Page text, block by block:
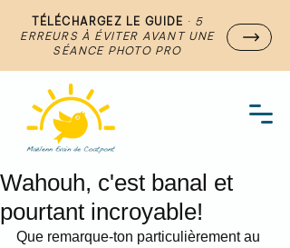
TÉLÉCHARGEZ LE GUIDE · 5
ERREURS À ÉVITER AVANT UNE
SÉANCE PHOTO PRO
Wahouh, c'est banal et
pourtant incroyable!
Que remarque-ton particulièrement au